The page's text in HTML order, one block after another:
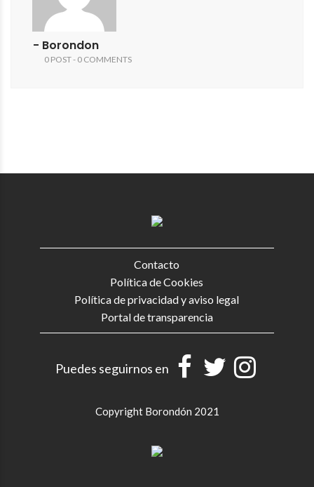
- Borondon
0 POST - 0 COMMENTS
Contacto
Política de Cookies
Política de privacidad y aviso legal
Portal de transparencia
Puedes seguirnos en
Copyright Borondón 2021